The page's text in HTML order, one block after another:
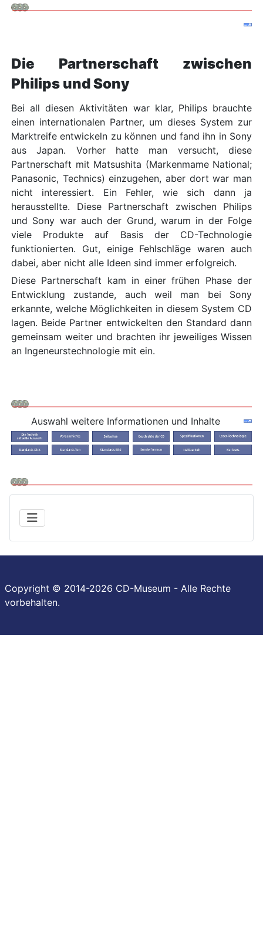
Die Partnerschaft zwischen
Philips und Sony
Bei all diesen Aktivitäten war klar, Philips brauchte
einen internationalen Partner, um dieses System zur
Marktreife entwickeln zu können und fand ihn in Sony
aus Japan. Vorher hatte man versucht, diese
Partnerschaft mit Matsushita (Markenmame National;
Panasonic, Technics) einzugehen, aber dort war man
nicht interessiert. Ein Fehler, wie sich dann ja
herausstellte. Diese Partnerschaft zwischen Philips
und Sony war auch der Grund, warum in der Folge
viele Produkte auf Basis der CD-Technologie
funktionierten. Gut, einige Fehlschläge waren auch
dabei, aber nicht alle Ideen sind immer erfolgreich.
Diese Partnerschaft kam in einer frühen Phase der
Entwicklung zustande, auch weil man bei Sony
erkannte, welche Möglichkeiten in diesem System CD
lagen. Beide Partner entwickelten den Standard dann
gemeinsam weiter und brachten ihr jeweiliges Wissen
an Ingeneurstechnologie mit ein.
Auswahl weitere Informationen und Inhalte
Copyright © 2014-2026 CD-Museum - Alle Rechte
vorbehalten.